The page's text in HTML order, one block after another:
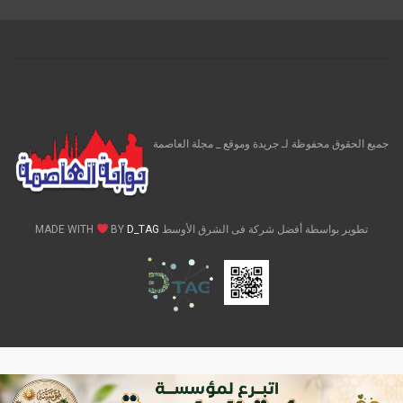
جميع الحقوق محفوظة لـ جريدة وموقع _ مجلة العاصمة
تطوير بواسطة أفضل شركة فى الشرق الأوسط MADE WITH BY D_TAG